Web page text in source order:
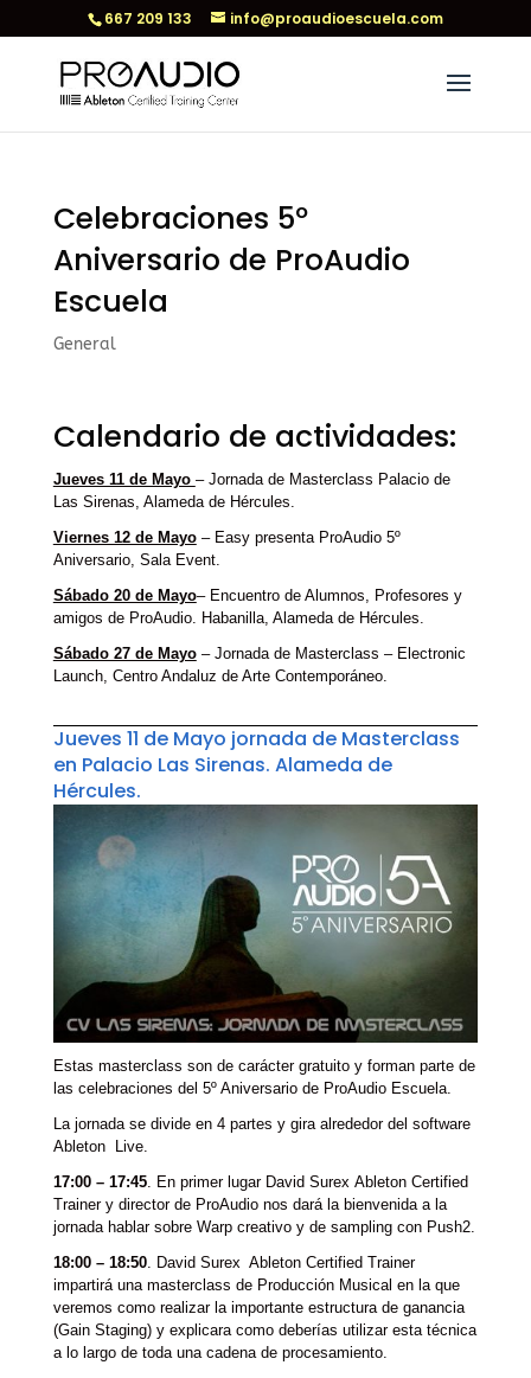
667 209 133 info@proaudioescuela.com
Celebraciones 5º
Aniversario de ProAudio
Escuela
General
Calendario de actividades:
Jueves 11 de Mayo – Jornada de Masterclass Palacio de
Las Sirenas, Alameda de Hércules.
Viernes 12 de Mayo– Easy presenta ProAudio 5º
Aniversario, Sala Event.
Sábado 20 de Mayo– Encuentro de Alumnos, Profesores y
amigos de ProAudio. Habanilla, Alameda de Hércules.
Sábado 27 de Mayo – Jornada de Masterclass – Electronic
Launch, Centro Andaluz de Arte Contemporáneo.
Jueves 11 de Mayo jornada de Masterclass
en Palacio Las Sirenas. Alameda de
Hércules.
Estas masterclass son de carácter gratuito y forman parte de
las celebraciones del 5º Aniversario de ProAudio Escuela.
La jornada se divide en 4 partes y gira alrededor del software
Ableton Live.
17:00 – 17:45. En primer lugar David Surex Ableton Certified
Trainer y director de ProAudio nos dará la bienvenida a la
jornada hablar sobre Warp creativo y de sampling con Push2.
18:00 – 18:50. David Surex Ableton Certified Trainer
impartirá una masterclass de Producción Musical en la que
veremos como realizar la importante estructura de ganancia
(Gain Staging) y explicara como deberías utilizar esta técnica
a lo largo de toda una cadena de procesamiento.